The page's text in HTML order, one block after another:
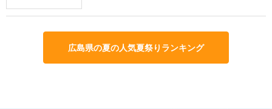
広島県の夏の人気夏祭りランキング